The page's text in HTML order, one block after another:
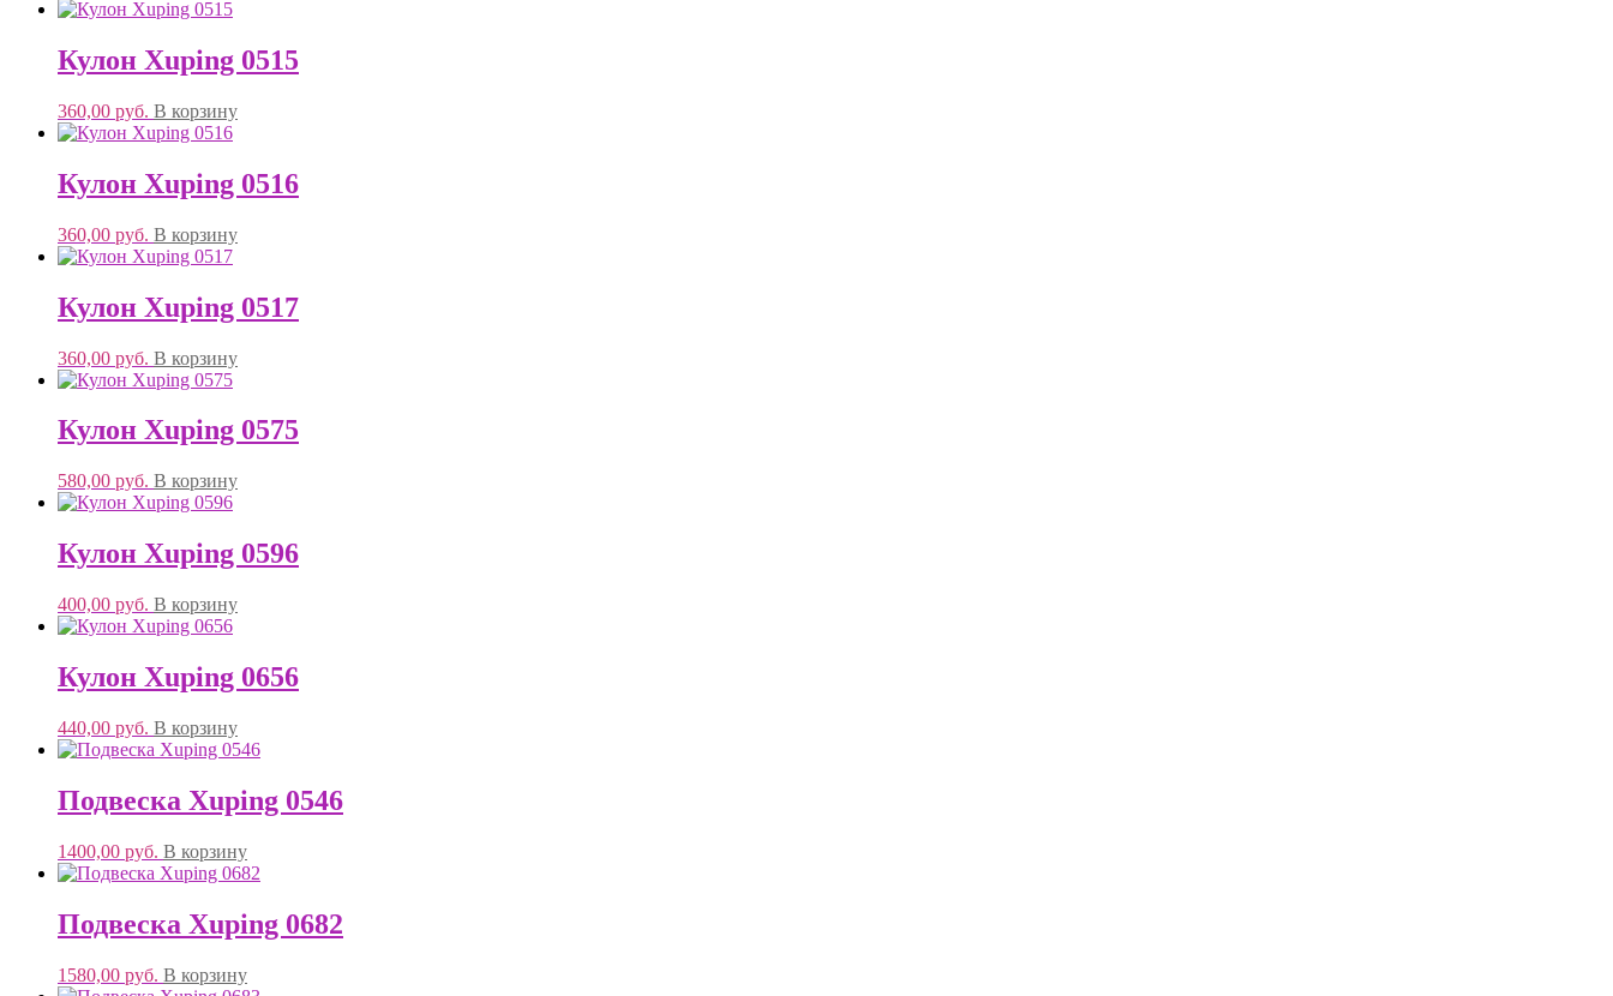
Кулон Xuping 0515
360,00 руб. В корзину
Кулон Xuping 0516
360,00 руб. В корзину
Кулон Xuping 0517
360,00 руб. В корзину
Кулон Xuping 0575
580,00 руб. В корзину
Кулон Xuping 0596
400,00 руб. В корзину
Кулон Xuping 0656
440,00 руб. В корзину
Подвеска Xuping 0546
1400,00 руб. В корзину
Подвеска Xuping 0682
1580,00 руб. В корзину